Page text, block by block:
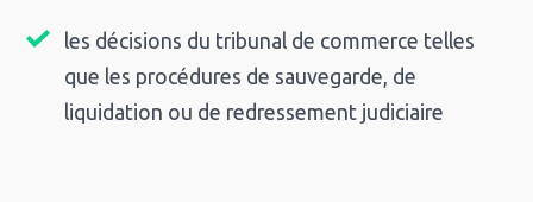
les décisions du tribunal de commerce telles
que les procédures de sauvegarde, de
liquidation ou de redressement judiciaire